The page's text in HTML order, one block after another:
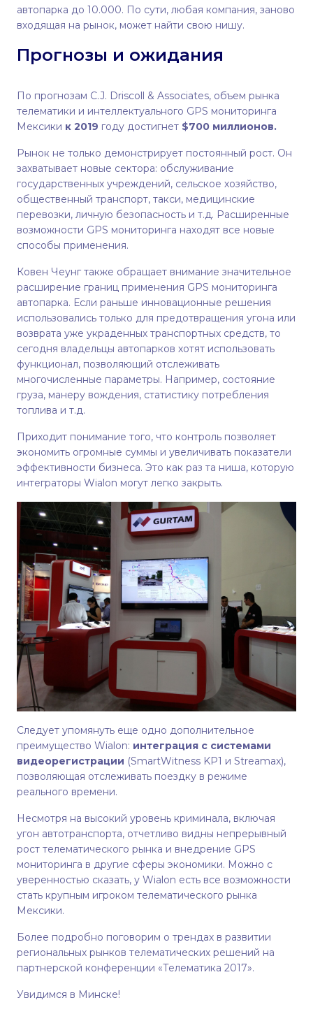
автопарка до 10.000. По сути, любая компания, заново
входящая на рынок, может найти свою нишу.
Прогнозы и ожидания
По прогнозам C.J. Driscoll & Associates, объем рынка
телематики и интеллектуального GPS мониторинга
Мексики к 2019 году достигнет $700 миллионов.
Рынок не только демонстрирует постоянный рост. Он
захватывает новые сектора: обслуживание
государственных учреждений, сельское хозяйство,
общественный транспорт, такси, медицинские
перевозки, личную безопасность и т.д. Расширенные
возможности GPS мониторинга находят все новые
способы применения.
Ковен Чеунг также обращает внимание значительное
расширение границ применения GPS мониторинга
автопарка. Если раньше инновационные решения
использовались только для предотвращения угона или
возврата уже украденных транспортных средств, то
сегодня владельцы автопарков хотят использовать
функционал, позволяющий отслеживать
многочисленные параметры. Например, состояние
груза, манеру вождения, статистику потребления
топлива и т.д.
Приходит понимание того, что контроль позволяет
экономить огромные суммы и увеличивать показатели
эффективности бизнеса. Это как раз та ниша, которую
интеграторы Wialon могут легко закрыть.
Следует упомянуть еще одно дополнительное
преимущество Wialon: интеграция с системами
видеорегистрации (SmartWitness KP1 и Streamax),
позволяющая отслеживать поездку в режиме
реального времени.
Несмотря на высокий уровень криминала, включая
угон автотранспорта, отчетливо видны непрерывный
рост телематического рынка и внедрение GPS
мониторинга в другие сферы экономики. Можно с
уверенностью сказать, у Wialon есть все возможности
стать крупным игроком телематического рынка
Мексики.
Более подробно поговорим о трендах в развитии
региональных рынков телематических решений на
партнерской конференции «Телематика 2017».
Увидимся в Минске!